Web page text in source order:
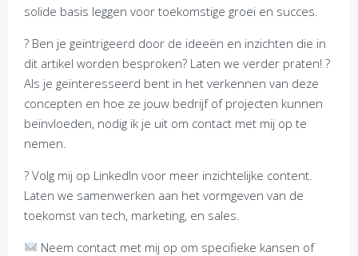
solide basis leggen voor toekomstige groei en succes.
? Ben je geïntrigeerd door de ideeën en inzichten die in
dit artikel worden besproken? Laten we verder praten! ?
Als je geïnteresseerd bent in het verkennen van deze
concepten en hoe ze jouw bedrijf of projecten kunnen
beïnvloeden, nodig ik je uit om contact met mij op te
nemen.
? Volg mij op LinkedIn voor meer inzichtelijke content.
Laten we samenwerken aan het vormgeven van de
toekomst van tech, marketing, en sales.
Neem contact met mij op om specifieke kansen of